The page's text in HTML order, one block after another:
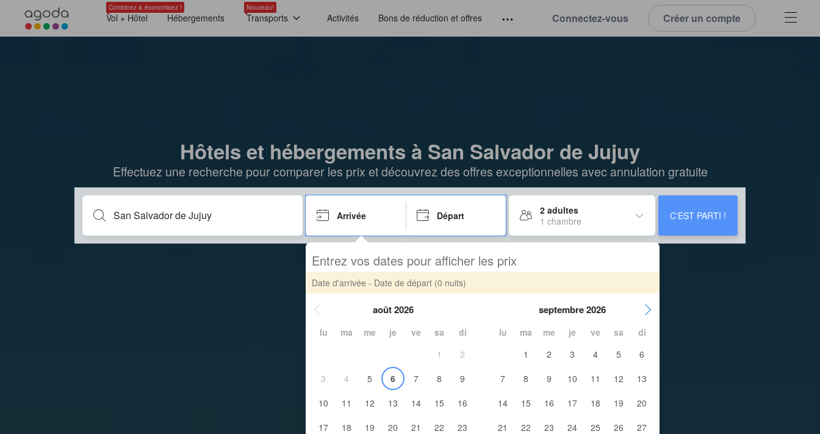
Combinez & économisez !
Vol + Hôtel Hébergements
Nouveau!
Transports Activités Bons de réduction et offres Connectez-vous Créer un compte
Hôtels et hébergements à San Salvador de Jujuy
Effectuez une recherche pour comparer les prix et découvrez des offres exceptionnelles avec annulation gratuite
Arrivée Départ
2 adultes
1 chambre
C'EST PARTI !
Entrez vos dates pour afficher les prix
Date d'arrivée - Date de départ (0 nuits)
août 2026
lu ma me je ve sa
di
1
2
3
4 5 6 7 8
9
10
11 12 13 14 15
16
17
18 19 20 21 22
23
septembre 2026
lu ma me je ve sa
di
1
2 3 4 5
6
7
8 9 10 11 12
13
14
15 16 17 18 19
20
21
22 23 24 25 26
27